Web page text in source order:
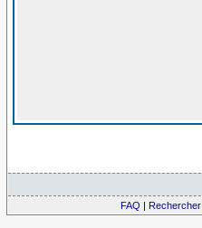
FAQ | Rechercher